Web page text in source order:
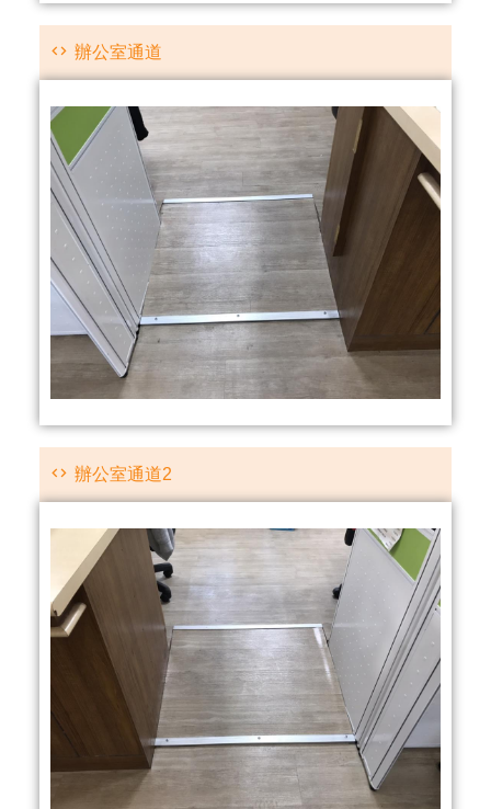
辦公室通道
辦公室通道2